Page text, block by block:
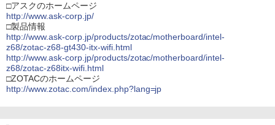
□アスクのホームページ
http://www.ask-corp.jp/
□製品情報
http://www.ask-corp.jp/products/zotac/motherboard/intel-
z68/zotac-z68-gt430-itx-wifi.html
http://www.ask-corp.jp/products/zotac/motherboard/intel-
z68/zotac-z68itx-wifi.html
□ZOTACのホームページ
http://www.zotac.com/index.php?lang=jp